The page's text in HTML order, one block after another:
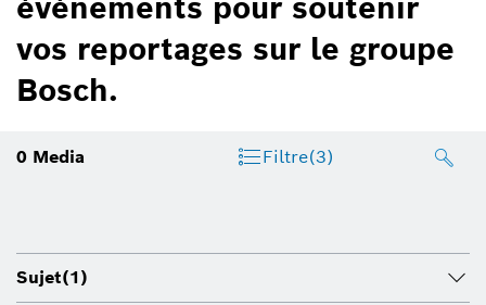
vos reportages sur le groupe
Bosch.
0 Media Filtre(3)
Sujet(1)